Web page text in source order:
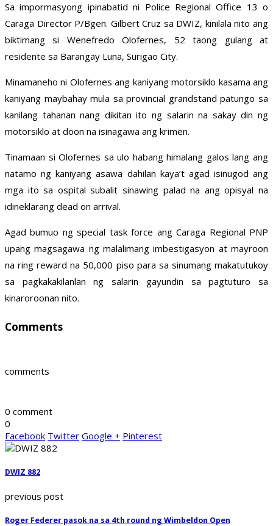
Sa impormasyong ipinabatid ni Police Regional Office 13 o
Caraga Director P/Bgen. Gilbert Cruz sa DWIZ, kinilala nito ang
biktimang si Wenefredo Olofernes, 52 taong gulang at
residente sa Barangay Luna, Surigao City.
Minamaneho ni Olofernes ang kaniyang motorsiklo kasama ang
kaniyang maybahay mula sa provincial grandstand patungo sa
kanilang tahanan nang dikitan ito ng salarin na sakay din ng
motorsiklo at doon na isinagawa ang krimen.
Tinamaan si Olofernes sa ulo habang himalang galos lang ang
natamo ng kaniyang asawa dahilan kaya’t agad isinugod ang
mga ito sa ospital subalit sinawing palad na ang opisyal na
idineklarang dead on arrival.
Agad bumuo ng special task force ang Caraga Regional PNP
upang magsagawa ng malalimang imbestigasyon at mayroon
na ring reward na 50,000 piso para sa sinumang makatutukoy
sa pagkakakilanlan ng salarin gayundin sa pagtuturo sa
kinaroroonan nito.
Comments
comments
0 comment
0
Facebook Twitter Google + Pinterest
DWIZ 882
previous post
Roger Federer pasok na sa 4th round ng Wimbeldon Open